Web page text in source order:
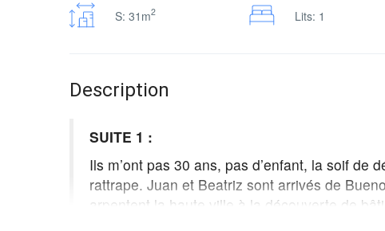
S: 31m2 Lits: 1
Description
SUITE 1 :
Ils m’ont pas 30 ans, pas d’enfant, la soif
rattrape. Juan et Beatriz sont arrivés de
arpentent la haute ville à la découverte de